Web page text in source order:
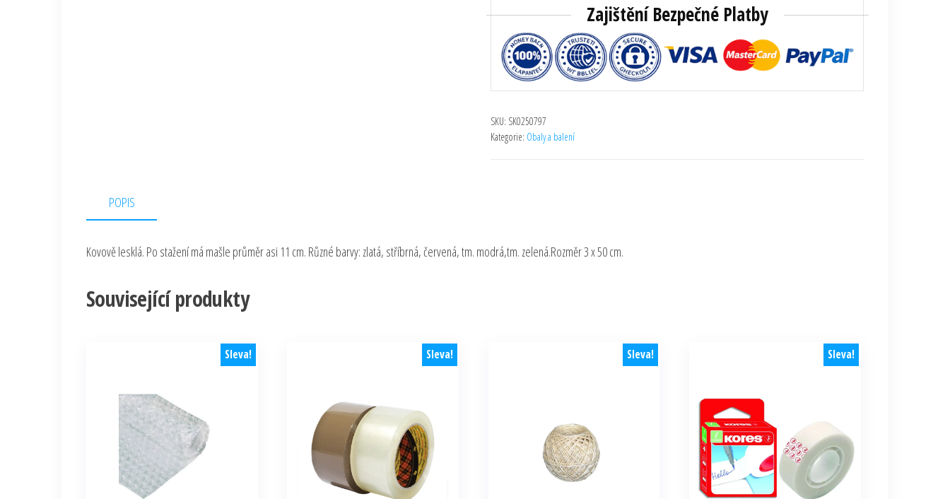
Zajištění Bezpečné Platby
SKU: SK0250797
Kategorie: Obaly a balení
POPIS
Kovově lesklá. Po stažení má mašle průměr asi 11 cm. Různé barvy: zlatá, stříbrná, červená, tm. modrá,tm. zelená.Rozměr 3 x 50 cm.
Související produkty
Sleva! Sleva! Sleva! Sleva!